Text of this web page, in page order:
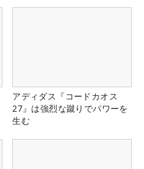
アディダス『コードカオス
27』は強烈な蹴りでパワーを
生む